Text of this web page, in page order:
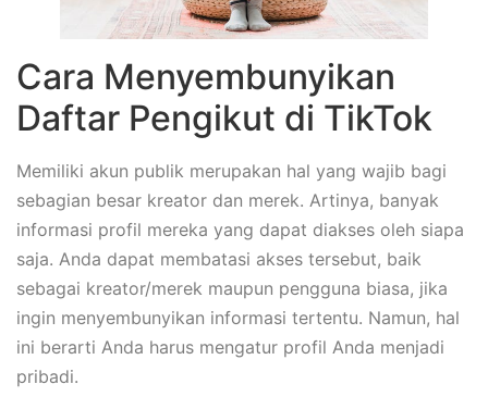
Cara Menyembunyikan
Daftar Pengikut di TikTok
Memiliki akun publik merupakan hal yang wajib bagi
sebagian besar kreator dan merek. Artinya, banyak
informasi profil mereka yang dapat diakses oleh siapa
saja. Anda dapat membatasi akses tersebut, baik
sebagai kreator/merek maupun pengguna biasa, jika
ingin menyembunyikan informasi tertentu. Namun, hal
ini berarti Anda harus mengatur profil Anda menjadi
pribadi.